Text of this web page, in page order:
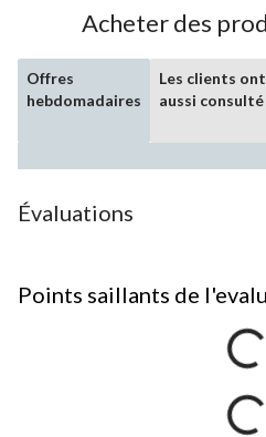
Acheter des
Offres
hebdomadaires
Les clients ont
aussi consulté
Évaluations
Points saillants de